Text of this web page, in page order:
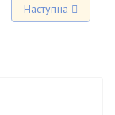
Наступна стаття:
Наступна